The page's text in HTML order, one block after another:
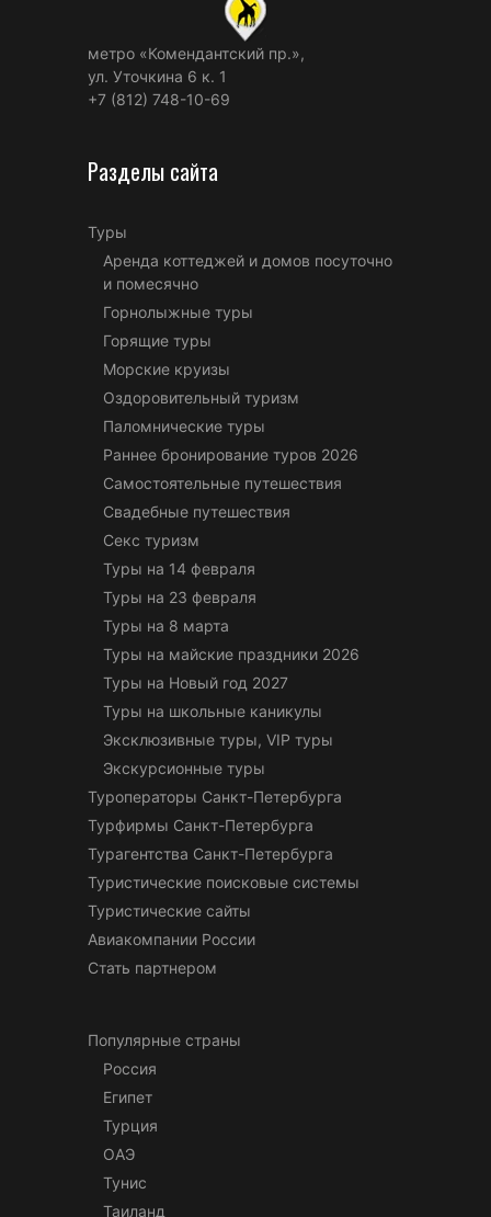
метро «Комендантский пр.»,
ул. Уточкина 6 к. 1
+7 (812) 748-10-69
Разделы сайта
Туры
Аренда коттеджей и домов посуточно
и помесячно
Горнолыжные туры
Горящие туры
Морские круизы
Оздоровительный туризм
Паломнические туры
Раннее бронирование туров 2026
Самостоятельные путешествия
Свадебные путешествия
Секс туризм
Туры на 14 февраля
Туры на 23 февраля
Туры на 8 марта
Туры на майские праздники 2026
Туры на Новый год 2027
Туры на школьные каникулы
Эксклюзивные туры, VIP туры
Экскурсионные туры
Туроператоры Санкт-Петербурга
Турфирмы Санкт-Петербурга
Турагентства Санкт-Петербурга
Туристические поисковые системы
Туристические сайты
Авиакомпании России
Стать партнером
Популярные страны
Россия
Египет
Турция
ОАЭ
Тунис
Таиланд